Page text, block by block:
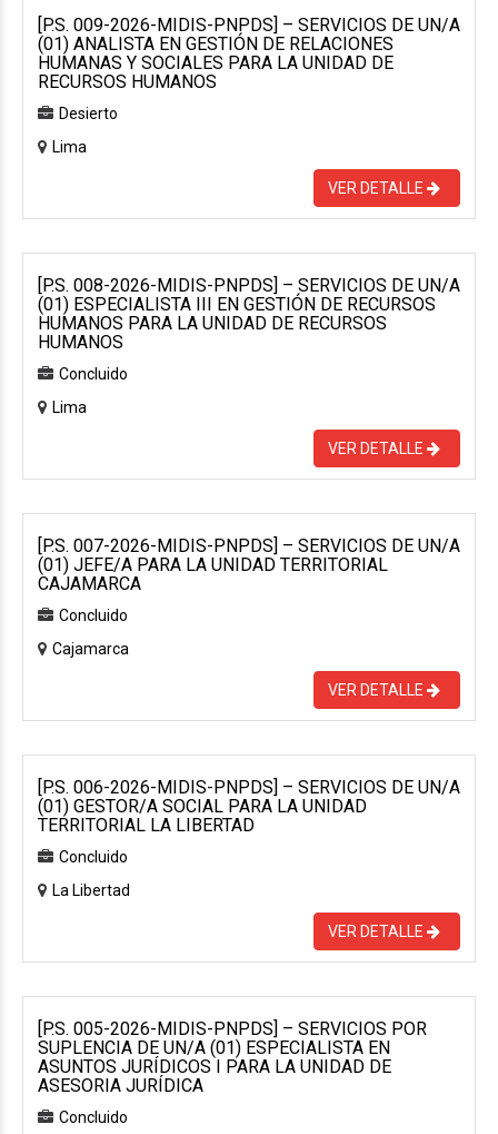
[P.S. 009-2026-MIDIS-PNPDS] – SERVICIOS DE UN/A
(01) ANALISTA EN GESTIÓN DE RELACIONES
HUMANAS Y SOCIALES PARA LA UNIDAD DE
RECURSOS HUMANOS
Desierto
Lima
VER DETALLE
[P.S. 008-2026-MIDIS-PNPDS] – SERVICIOS DE UN/A
(01) ESPECIALISTA III EN GESTIÓN DE RECURSOS
HUMANOS PARA LA UNIDAD DE RECURSOS
HUMANOS
Concluido
Lima
VER DETALLE
[P.S. 007-2026-MIDIS-PNPDS] – SERVICIOS DE UN/A
(01) JEFE/A PARA LA UNIDAD TERRITORIAL
CAJAMARCA
Concluido
Cajamarca
VER DETALLE
[P.S. 006-2026-MIDIS-PNPDS] – SERVICIOS DE UN/A
(01) GESTOR/A SOCIAL PARA LA UNIDAD
TERRITORIAL LA LIBERTAD
Concluido
La Libertad
VER DETALLE
[P.S. 005-2026-MIDIS-PNPDS] – SERVICIOS POR
SUPLENCIA DE UN/A (01) ESPECIALISTA EN
ASUNTOS JURÍDICOS I PARA LA UNIDAD DE
ASESORIA JURÍDICA
Concluido